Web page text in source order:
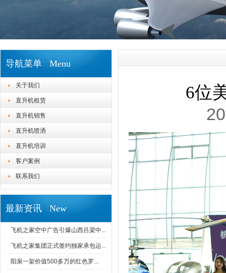
导航菜单 Menu
关于我们
直升机租赁
直升机销售
直升机喷洒
直升机培训
客户案例
联系我们
最新资讯 New
飞机之家空中广告引爆山西吕梁中...
飞机之家集团正式签约独家承包运...
阳泉一架价值500多万的红色罗...
6位